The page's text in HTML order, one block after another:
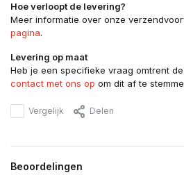
Hoe verloopt de levering?
Meer informatie over onze
pagina.
Levering op maat
Heb je een specifieke vraag omtrent
contact met ons op om dit af te
Vergelijk Delen
Beoordelingen